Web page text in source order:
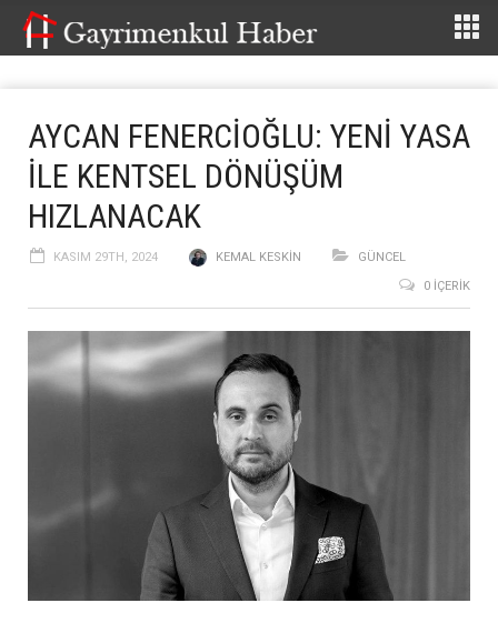
AYCAN FENERCİOĞLU: YENİ YASA
İLE KENTSEL DÖNÜŞÜM
HIZLANACAK
KASIM 29TH, 2024 KEMAL KESKIN
GÜNCEL
0 İÇERIK